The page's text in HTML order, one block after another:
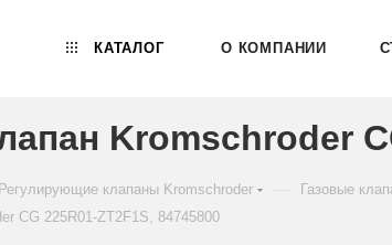
КАТАЛОГ О КОМПАНИИ
Kromschroder
Регулирующие клапаны Kromschroder Газовые
CG 225R01-ZT2F1S, 84745800